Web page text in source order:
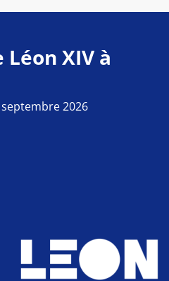
XIV à
2026